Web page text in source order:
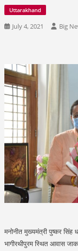
Uttarakhand
July 4, 2021 Big
मनोनीत मुख्यमंत्री पुष्कर सिंह
भागीरथीपुरम स्थित आवास